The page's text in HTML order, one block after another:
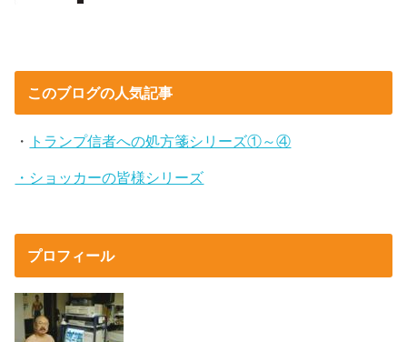
このブログの人気記事
・ トランプ信者への処方箋シリーズ①～④
・ショッカーの皆様シリーズ
プロフィール